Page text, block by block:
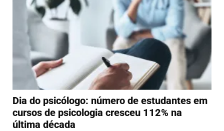
Dia do psicólogo: número de estudantes em
cursos de psicologia cresceu 112% na
última década